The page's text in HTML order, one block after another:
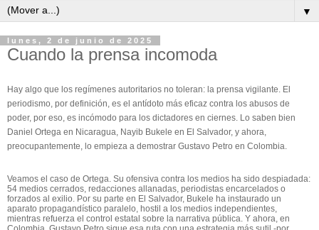
▼
lunes, 2 de junio de 2025
Cuando la prensa incomoda
Hay algo que los regímenes autoritarios no toleran: la prensa vigilante. El
periodismo , por definición, es el antídoto más eficaz contra los abusos de
poder, por eso, es incómodo para los dictadores en ciernes. Lo saben bien
Daniel Ortega en Nicaragua, Nayib Bukele en El Salvador, y ahora,
preocupantemente, lo empieza a demostrar Gustavo Petro en Colombia.
Veamos el caso de Ortega. Su ofensiva contra los medios ha sido despiadada:
54 medios cerrados, redacciones allanadas, periodistas encarcelados o
forzados al exilio. Por su parte en El Salvador, Bukele ha instaurado un
aparato propagandístico paralelo, hostil a los medios independientes,
mientras refuerza el control estatal sobre la narrativa pública. Y ahora, en